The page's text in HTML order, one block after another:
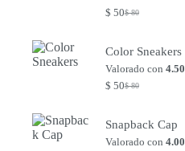
$80
El
era:
$ 80.
$ 50El
es:
$ 50.
Color Sneakers
Valorado con 4.50
$80
El
era:
$ 80.
$ 50El
es:
$ 50.
Snapback Cap
Valorado con 4.00